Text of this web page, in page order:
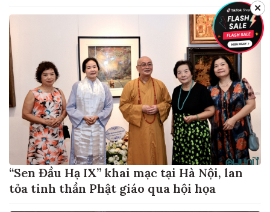
“Sen Đầu Hạ IX” khai mạc tại Hà Nội, lan
tỏa tinh thần Phật giáo qua hội họa
✕